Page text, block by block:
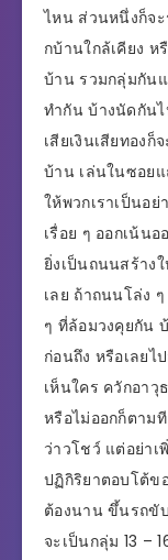
ไหน ส่วนหนึ่งก็จ
กบ้านใกล้เคียง
บ้าน รวมกลุ่มกัน
ทำกัน บ้างนัดกัน
เสียเงินเสียทอง
บ้าน เล่นในซอย
ให้พวกเราเป็นอ
เรื่อย ๆ ออกเน้น
ยิ่งเป็นถนนสร้าง
เลย ถ้าถนนโล่ง
ๆ ที่ล้อมวงคุยกัน
ก่อนถึง หรือเลยไ
เห็นใคร ควักอา
หรือไม่ออกก็ตาม
ว่าวโชว์ แต่อย่าเ
ปฏิกิริยาตอบโต้ข
ต้องนาน ขึ้นรถขั
จะเป็นกลุ่ม 13 –